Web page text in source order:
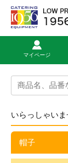
マイページ
トップペ
新規登録
商品一覧
いらっしゃい
帽子